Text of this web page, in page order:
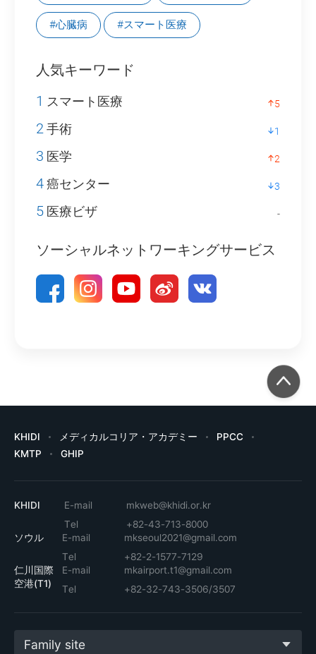
#心臓病 #スマート医療
人気キーワード
1 スマート医療 5
2手術 1
3 医学 2
4癌センター 3
5 医療ビザ -
ソーシャルネットワーキングサービス
KHIDI メディカルコリア・アカデミー
PPCC
KMTP
GHIP
KHIDI E-mail
mkweb@khidi.or.kr
Tel
+82-43-713-8000
ソウル
E-mail
mkseoul2021@gmail.com
Tel
+82-2-1577-7129
仁川国際
空港(T1)
E-mail
mkairport.t1@gmail.com
Tel
+82-32-743-3506/3507
Family site